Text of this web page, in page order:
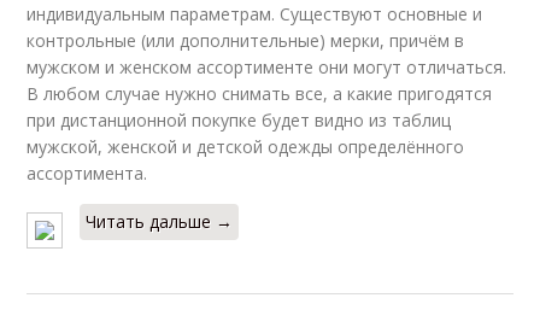
индивидуальным параметрам. Существуют основные и
контрольные (или дополнительные) мерки, причём в
мужском и женском ассортименте они могут отличаться.
В любом случае нужно снимать все, а какие пригодятся
при дистанционной покупке будет видно из таблиц
мужской, женской и детской одежды определённого
ассортимента.
Читать дальше →